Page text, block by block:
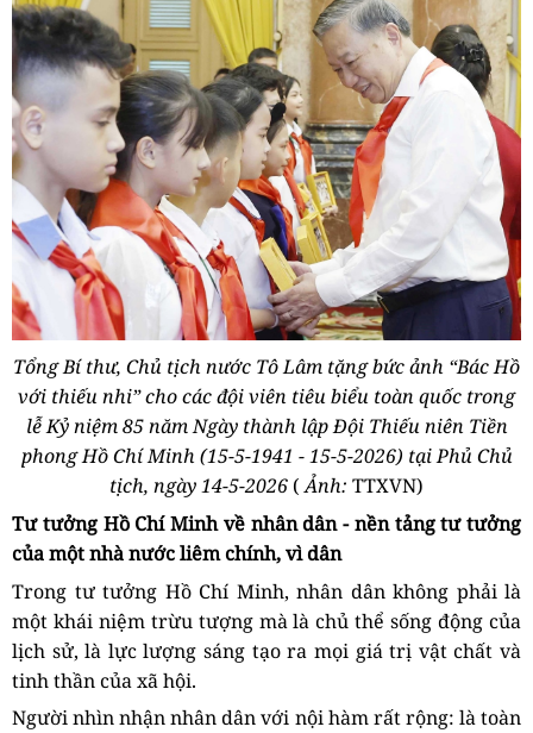
Tổng Bí thư, Chủ tịch nước Tô Lâm tặng bức ảnh “Bác Hồ
với thiếu nhi” cho các đội viên tiêu biểu toàn quốc trong
lễ Kỷ niệm 85 năm Ngày thành lập Đội Thiếu niên Tiền
phong Hồ Chí Minh (15-5-1941 - 15-5-2026) tại Phủ Chủ
tịch, ngày 14-5-2026 ( Ảnh: TTXVN)
Tư tưởng Hồ Chí Minh về nhân dân - nền tảng tư tưởng
của một nhà nước liêm chính, vì dân
Trong tư tưởng Hồ Chí Minh, nhân dân không phải là
một khái niệm trừu tượng mà là chủ thể sống động của
lịch sử, là lực lượng sáng tạo ra mọi giá trị vật chất và
tinh thần của xã hội.
Người nhìn nhận nhân dân với nội hàm rất rộng: là toàn